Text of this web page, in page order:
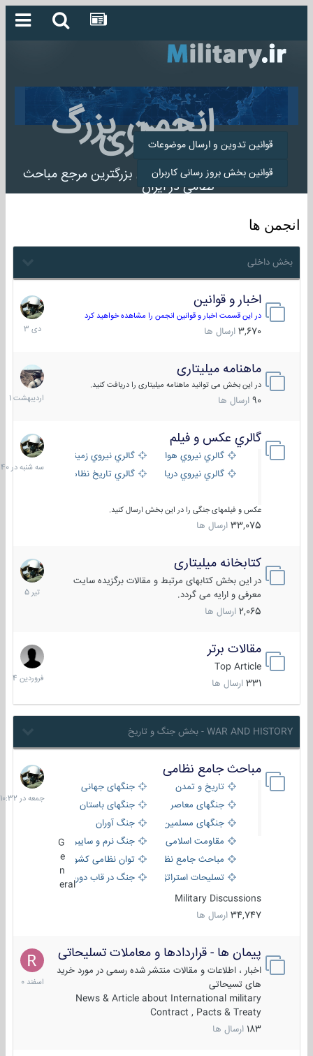
انجمن بزرگ
میلیتاری
انجمن میلیتاری بزرگترین مرجع مباحث
نظامی در ایران
قوانین تدوین و ارسال موضوعات
قوانین بخش بروز رسانی کاربران
انجمن ها
بخش داخلی
اخبار و قوانین
در این قسمت اخبار و قوانین انجمن را مشاهده خواهید کرد
3,670 ارسال ها
22
دی
1403
ماهنامه میلیتاری
در این بخش می توانید ماهنامه میلیتاری را دریافت کنید.
90 ارسال ها
30
1401
گالري عكس و فيلم
گالري نيروي هوايي
گالري نيروي زميني
گالري نيروي دريايي
گالري تاریخ نظامی
عکس و فیلمهای جنگی را در این بخش ارسال کنید.
33,075 ارسال ها
سه
شنبه
در
کتابخانه میلیتاری
در این بخش کتابهای مرتبط و مقالات برگزیده سایت
معرفی و ارایه می گردد.
2,065 ارسال ها
16
تیر
1405
مقالات برتر
Top Article
331 ارسال ها
29
فروردین
1404
WAR AND HISTORY - بخش جنگ و تاریخ
مباحث جامع نظامی
تاریخ و تمدن
جنگهای جهانی
جنگهای معاصر
جنگهای باستان
جنگهای مسلمین
جنگ آوران
مقاومت اسلامی
جنگ نرم و سایبری
مباحث جامع نظامی
توان نظامی کشورها
تسلیحات استراتژیک
جنگ در قاب دوربین
eral
Military Discussions
34,747 ارسال ها
جمعه
در
10:32
پیمان ها - قراردادها و معاملات تسلیحاتی
اخبار ، اطلاعات و مقالات منتشر شده رسمی در مورد خرید
های تسیحاتی
News & Article about International military
Contract , Pacts & Treaty
183 ارسال ها
7
اسفند
1400